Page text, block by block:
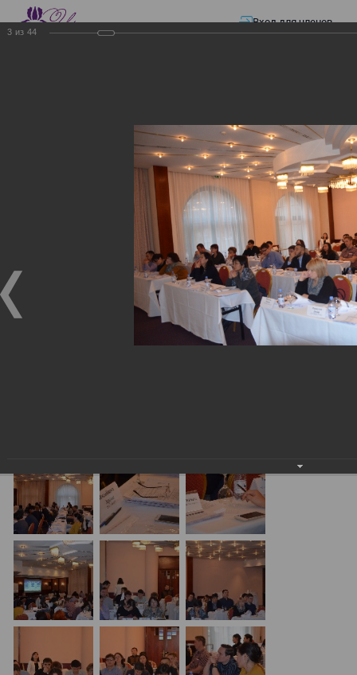
Вход для членов
Презентации—ЭЛЕКТРОННЫЕ СЧЕТА-ФАКТУРЫ.
ЭЛЕКТРОННЫЕ СЧЕТА-
ФАКТУРЫ. ВИРТУАЛЬНЫЙ
ЭЛЕКТРОННЫЕ СЧЕТА-ФАКТУРЫ. ВИРТУАЛЬНЫЙ
СКЛАД.
Семинар с КГД и разработчиками
3 из 44